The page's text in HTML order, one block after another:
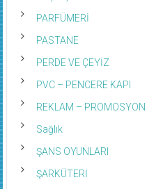
PARFÜMERİ
PASTANE
PERDE VE ÇEYİZ
PVC – PENCERE KAPI
REKLAM – PROMOSYON
Sağlık
ŞANS OYUNLARI
ŞARKÜTERİ